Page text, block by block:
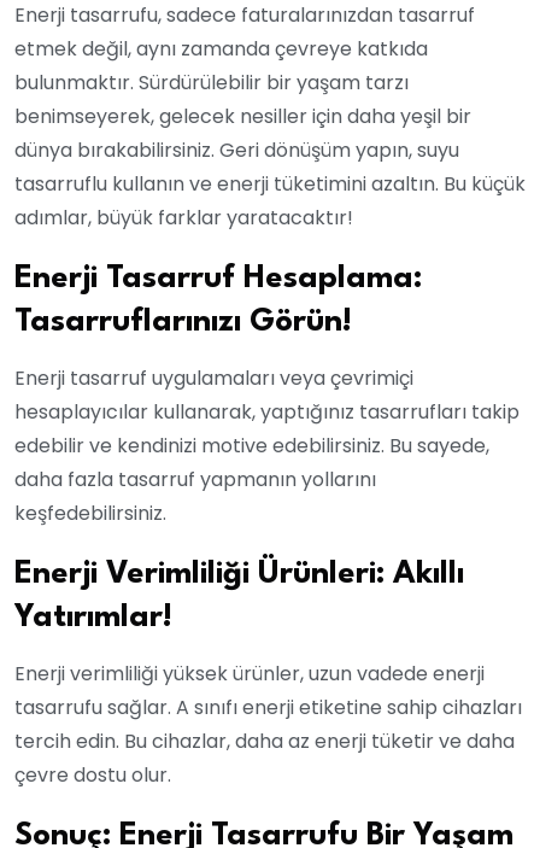
Enerji tasarrufu, sadece faturalarınızdan tasarruf
etmek değil, aynı zamanda çevreye katkıda
bulunmaktır. Sürdürülebilir bir yaşam tarzı
benimseyerek, gelecek nesiller için daha yeşil bir
dünya bırakabilirsiniz. Geri dönüşüm yapın, suyu
tasarruflu kullanın ve enerji tüketimini azaltın. Bu küçük
adımlar, büyük farklar yaratacaktır!
Enerji Tasarruf Hesaplama:
Tasarruflarınızı Görün!
Enerji tasarruf uygulamaları veya çevrimiçi
hesaplayıcılar kullanarak, yaptığınız tasarrufları takip
edebilir ve kendinizi motive edebilirsiniz. Bu sayede,
daha fazla tasarruf yapmanın yollarını
keşfedebilirsiniz.
Enerji Verimliliği Ürünleri: Akıllı
Yatırımlar!
Enerji verimliliği yüksek ürünler, uzun vadede enerji
tasarrufu sağlar. A sınıfı enerji etiketine sahip cihazları
tercih edin. Bu cihazlar, daha az enerji tüketir ve daha
çevre dostu olur.
Sonuç: Enerji Tasarrufu Bir Yaşam